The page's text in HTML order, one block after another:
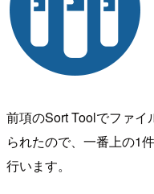
前項のSort Toolでファイ
られたので、一番上の1
行います。